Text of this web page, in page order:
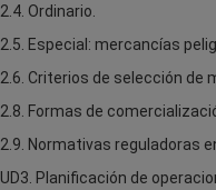
2.4. Ordinario.
2.5. Especial: mercancías
2.6. Criterios de selección de
2.8. Formas de
2.9. Normativas reguladoras
UD3. Planificación de